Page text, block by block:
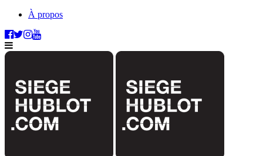
À propos